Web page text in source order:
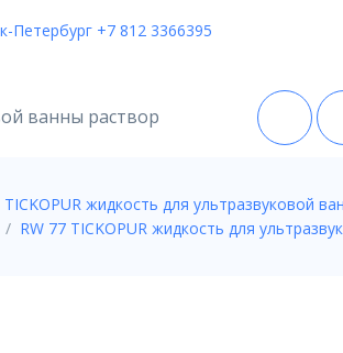
Петербург +7 812 3366395
ванны раствор
0 товаров на0
TICKOPUR жидкость для ультразвуковой
RW 77 TICKOPUR жидкость для